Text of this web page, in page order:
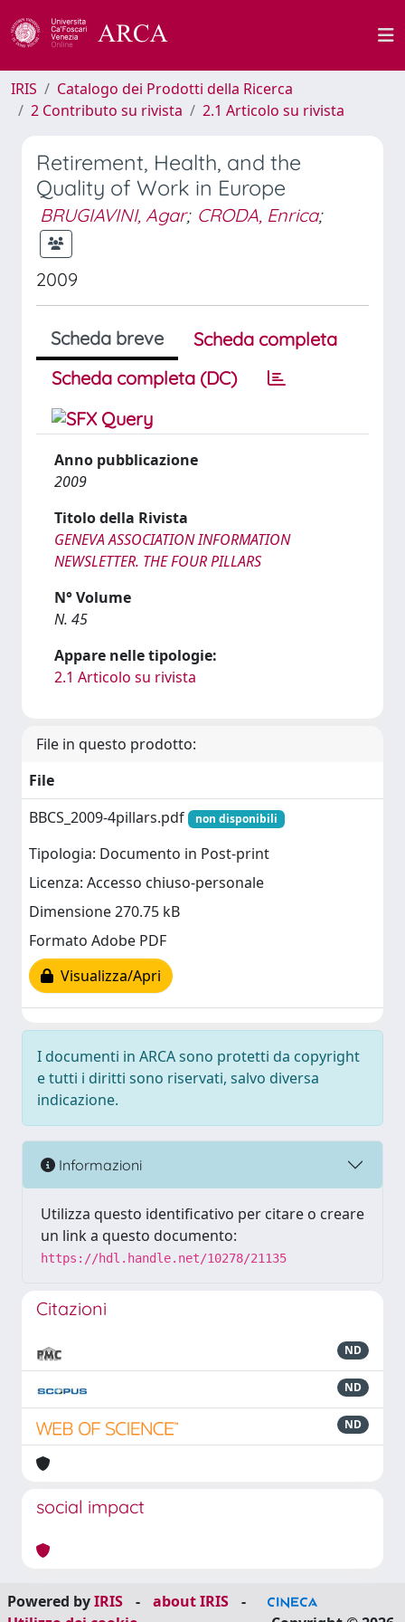
IRIS
Catalogo dei Prodotti della Ricerca
2 Contributo su rivista
2.1 Articolo su rivista
Retirement, Health, and the
Quality of Work in Europe
BRUGIAVINI, Agar; CRODA, Enrica;
2009
Scheda breve
Scheda completa
Scheda completa (DC)
Anno pubblicazione
2009
Titolo della Rivista
GENEVA ASSOCIATION INFORMATION
NEWSLETTER. THE FOUR PILLARS
N° Volume
N. 45
Appare nelle tipologie:
2.1 Articolo su rivista
File in questo prodotto:
File
BBCS_2009-4pillars.pdf
non disponibili
Tipologia: Documento in Post-print
Licenza: Accesso chiuso-personale
Dimensione 270.75 kB
Formato Adobe PDF
Visualizza/Apri
I documenti in ARCA sono protetti da copyright
e tutti i diritti sono riservati, salvo diversa
indicazione.
Informazioni
Utilizza questo identificativo per citare o creare
un link a questo documento:
https://hdl.handle.net/10278/21135
Citazioni
ND
ND
ND
social impact
Powered byIRIS - about IRIS
-